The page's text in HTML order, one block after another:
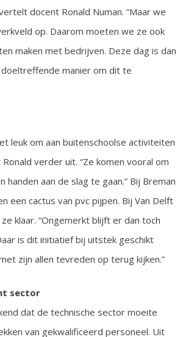
docent Ronald Numan. “Maar we
op. Daarom moeten we ze ook
maken met bedrijven. Deze dag is dan
manier om dit te
leuk om aan buitenschoolse activiteiten
verder uit. “Ze komen vooral om
handen aan de slag te gaan.” Bij Breman
een cactus van pvc pijpen. Bij Van Delft
klaar. “Ongemerkt blijft er dan toch
is dit initiatief bij uitstek geschikt
zijn allen tevreden op terug kijken.”
sector
dat de technische sector moeite
van gekwalificeerd personeel. Uit